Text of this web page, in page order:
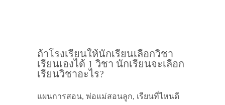
ถ้าโรงเรียนให้นักเรียนเลือกวิชา
เรียนเองได้ 1 วิชา นักเรียนจะเลือก
เรียนวิชาอะไร?
แผนการสอน, พ่อแม่สอนลูก, เรียนที่ไหนดี